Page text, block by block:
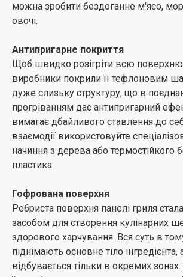
можна зробити бездоганне м'ясо,
овочі.
Антипригарне покриття
Щоб швидко розігріти всю поверхню
виробники покрили її тефлоновим
дуже слизьку структуру, що в
прогріванням дає антипригарний
вимагає дбайливого ставлення до
взаємодії використовуйте
начиння з дерева або термостійкого
пластика.
Гофрована поверхня
Ребриста поверхня панелі гриля
засобом для створення кулінарних
здорового харчування. Вся суть в
піднімають основне тіло інгредієнта,
відбувається тільки в окремих